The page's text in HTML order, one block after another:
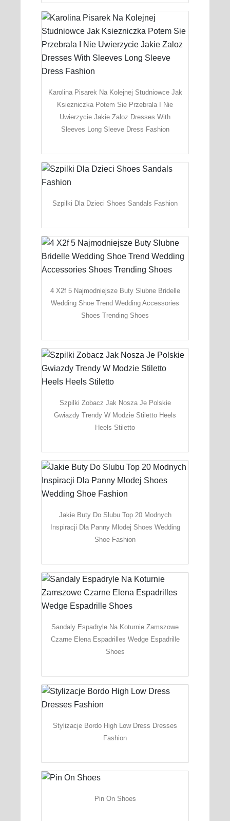
Karolina Pisarek Na Kolejnej Studniowce Jak
Ksiezniczka Potem Sie Przebrala I Nie
Uwierzycie Jakie Zaloz Dresses With
Sleeves Long Sleeve Dress Fashion
Szpilki Dla Dzieci Shoes Sandals Fashion
4 X2f 5 Najmodniejsze Buty Slubne Bridelle
Wedding Shoe Trend Wedding Accessories
Shoes Trending Shoes
Szpilki Zobacz Jak Nosza Je Polskie
Gwiazdy Trendy W Modzie Stiletto Heels
Heels Stiletto
Jakie Buty Do Slubu Top 20 Modnych
Inspiracji Dla Panny Mlodej Shoes Wedding
Shoe Fashion
Sandaly Espadryle Na Koturnie Zamszowe
Czarne Elena Espadrilles Wedge Espadrille
Shoes
Stylizacje Bordo High Low Dress Dresses
Fashion
Pin On Shoes